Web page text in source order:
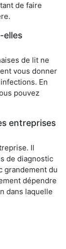
de faire
elles
de lit ne
vous donner
En
pouvez
entreprises
Il
de diagnostic
grandement du
dépendre
dans laquelle